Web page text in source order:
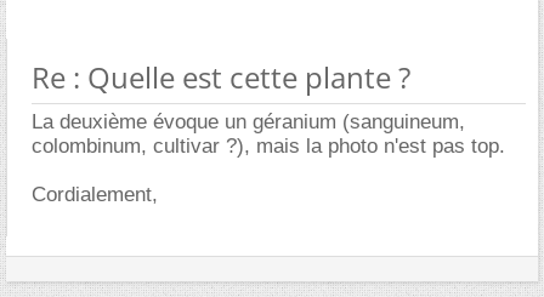
Re : Quelle est cette plante ?
La deuxième évoque un géranium (sanguineum,
colombinum, cultivar ?), mais la photo n'est pas top.
Cordialement,